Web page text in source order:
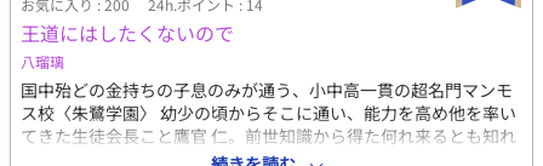
が、そんな彼の元に、かつての共演者が脅迫の魔の手を伸ばし
──!? ゲイビ男優×元ゲイビ男優の純愛リバストーリー。
お気に入り : 200 24h.ポイント : 14
王道にはしたくないので
八瑠璃
国中殆どの金持ちの子息のみが通う、小中高一貫の超名門マンモ
ス校〈朱鷺学園〉 幼少の頃からそこに通い、能力を高め他を率い
てきた生徒会長こと鷹官 仁。前世知識から得た何れ来るとも知れ
ぬ転校生に、平穏な日々と将来を潰されない為に日々努力を怠ら